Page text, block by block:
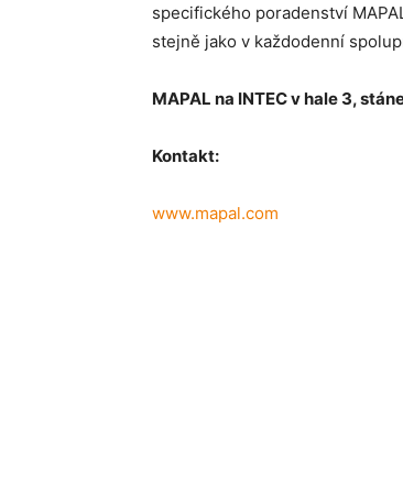
specifického poradenství
stejně jako v každodenní
MAPAL na INTEC v hale 3,
Kontakt:
www.mapal.com